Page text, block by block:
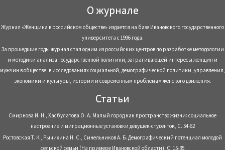
О журнале
Журнал «Женщина в российском обществе» издается на базе Ивановского государственного
университета с 1996 года.
За прошедшие годы журнал стал одним из российских центров по разработке методологии
и методики анализа государственной политики, затрагивающей интересы женщин и
мужчин в обществе, в исследованиях социальной, демографической политики, управления,
экономики и культуры, истории и современным проблемам женского движения.
Статьи
Смирнова И. Н., Хасбулатова О. А. Малый город как пространство жизни: социальное
настроение и миграционные установки девушек-студенток, С. 54-62
Ростовская Т. К., Рычихина Н. С., Синельников А. Б. Демографический потенциал молодой
сельской семьи (На примере Ивановской области), С. 15-35